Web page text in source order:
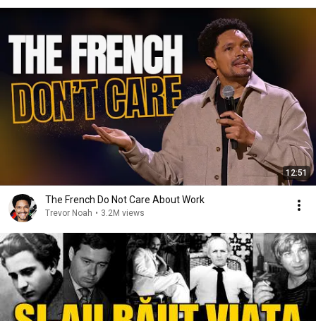
12:51
The French Do Not Care About Work
Trevor Noah • 3.2M views